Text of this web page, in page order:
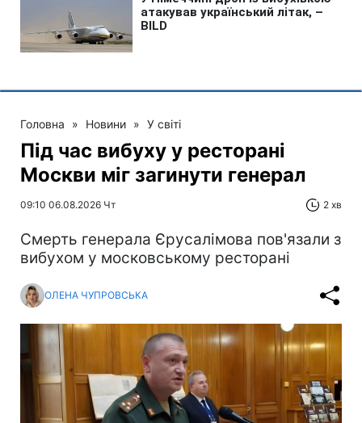
Головна » Новини » У світі
Під час вибуху у ресторані
Москви міг загинути генерал
09:10 06.08.2026 Чт 2 хв
Смерть генерала Єрусалімова пов'язали з
вибухом у московському ресторані
ОЛЕНА ЧУПРОВСЬКА